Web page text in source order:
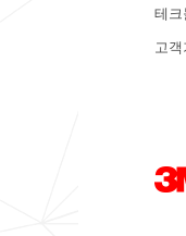
테크
고